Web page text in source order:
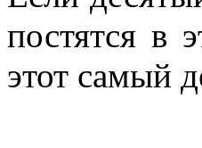
постятся в
этот самый